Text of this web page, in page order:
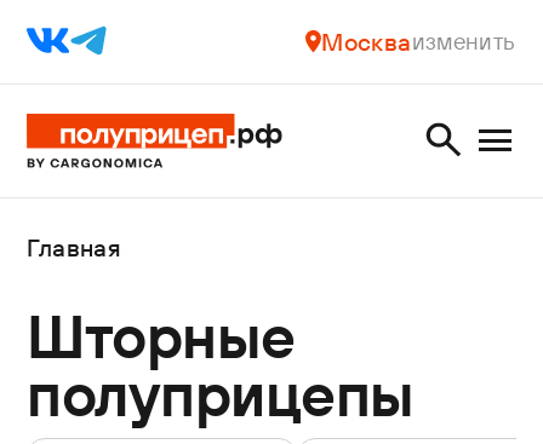
Москваизменить
Главная
Шторные
полуприцепы